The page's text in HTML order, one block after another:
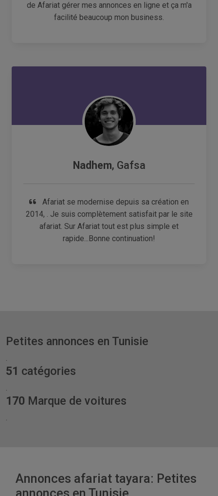
de Afariat gérer mes annonces en ligne et ça m'a
facilité beaucoup mon business.
Nadhem, Gafsa
Afariat se modernise depuis sa création en
2014, . Je suis complètement satisfait par le site
afariat. Sur Afariat tout est plus simple et
rapide...Bonne continuation!
Petites annonces en Tunisie
.
51 catégories
.
170 Marque de voitures
.
Annonces afariat tayara: Petites